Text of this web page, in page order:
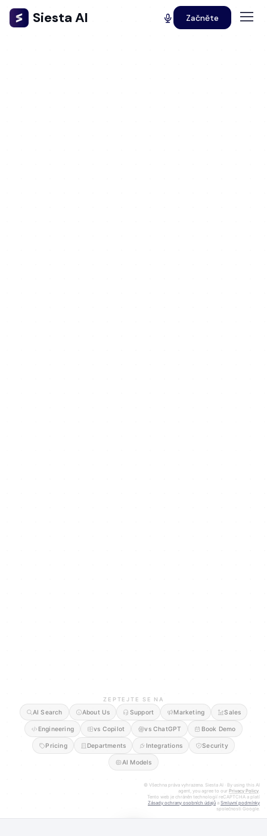
Siesta AI Začněte
ZEPTEJTE SE NA
AI Search About Us Support Marketing Sales
Engineering vs Copilot vs ChatGPT Book Demo
Pricing Departments Integrations Security
AI Models
© Všechna práva vyhrazena. Siesta AI · By using this AI
agent, you agree to our Privacy Policy
Tento web je chráněn technologií reCAPTCHA a platí
Zásady ochrany osobních údajů a Smluvní podmínky
společnosti Google.